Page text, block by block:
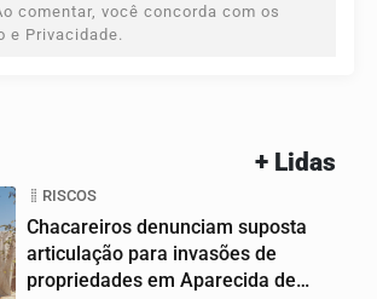
comentar, você concorda com os
e Privacidade.
+ Lidas
RISCOS
Chacareiros denunciam suposta
articulação para invasões de
propriedades em Aparecida de